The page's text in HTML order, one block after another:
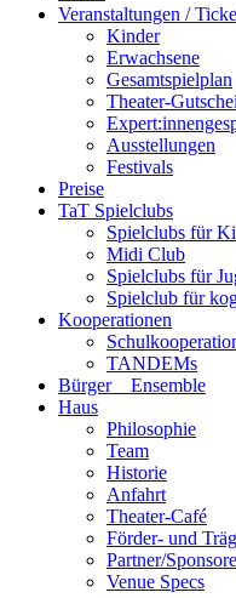
Veranstaltungen /
Kinder
Erwachsene
Gesamtspielplan
Theater-
Ausstellungen
Festivals
Preise
TaT Spielclubs
Spielclubs für
Midi Club
Spielclubs für
Spielclub für
Kooperationen
TANDEMs
Bürger__Ensemble
Haus
Philosophie
Team
Historie
Anfahrt
Theater-Café
Förder- und
Partner/
Venue Specs